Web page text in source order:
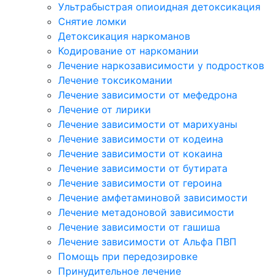
Ультрабыстрая опиоидная детоксикация
Снятие ломки
Детоксикация наркоманов
Кодирование от наркомании
Лечение наркозависимости у подростков
Лечение токсикомании
Лечение зависимости от мефедрона
Лечение от лирики
Лечение зависимости от марихуаны
Лечение зависимости от кодеина
Лечение зависимости от кокаина
Лечение зависимости от бутирата
Лечение зависимости от героина
Лечение амфетаминовой зависимости
Лечение метадоновой зависимости
Лечение зависимости от гашиша
Лечение зависимости от Альфа ПВП
Помощь при передозировке
Принудительное лечение